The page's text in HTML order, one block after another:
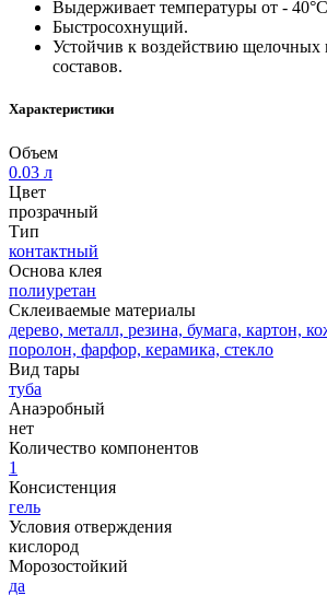
Выдерживает температуры от -
Быстросохнущий.
Устойчив к воздействию щелочных
составов.
Характеристики
Объем
0.03 л
Цвет
прозрачный
Тип
контактный
Основа клея
полиуретан
Склеиваемые материалы
дерево, металл, резина, бумага, картон,
поролон, фарфор, керамика, стекло
Вид тары
туба
Анаэробный
нет
Количество компонентов
1
Консистенция
гель
Условия отверждения
кислород
Морозостойкий
да